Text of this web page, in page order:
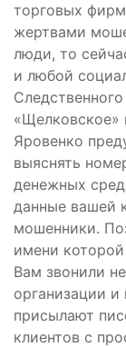
торговых
жертвами
люди, то
и любой
«Щелковское»
Яровенко
выяснять
денежных
данные вашей
мошенники.
имени
Вам звонили
организации
присылают
клиентов с